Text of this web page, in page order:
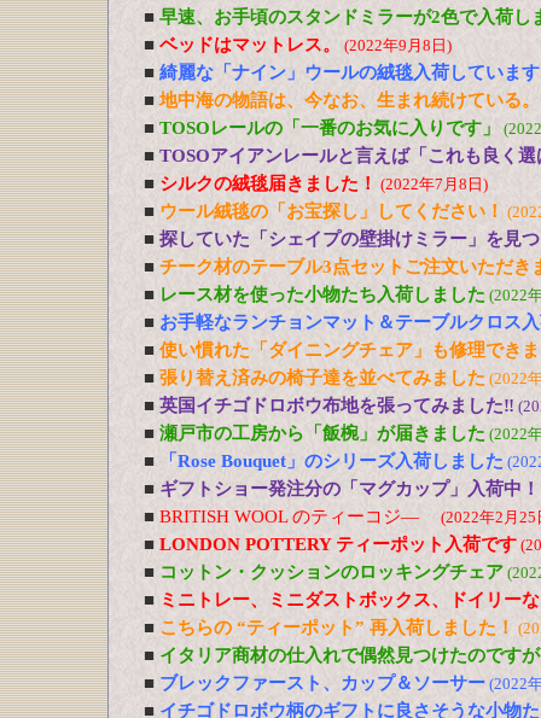
■ 早速、お手頃のスタンドミラーが2色で入荷し
■ ベッドはマットレス。 (2022年9月8日)
■ 綺麗な「ナイン」ウールの絨毯入荷しています
■ 地中海の物語は、今なお、生まれ続けている
■ TOSOレールの「一番のお気に入りです」
■ TOSOアイアンレールと言えば「これも良く
■ シルクの絨毯届きました！ (2022年7月8日)
■ ウール絨毯の「お宝探し」してください！
■ 探していた「シェイプの壁掛けミラー」を見
■ チーク材のテーブル3点セットご注文いただき
■ レース材を使った小物たち入荷しました (2022
■ お手軽なランチョンマット＆テーブルクロス
■ 使い慣れた「ダイニングチェア」も修理でき
■ 張り替え済みの椅子達を並べてみました (2022
■ 英国イチゴドロボウ布地を張ってみました‼
■ 瀬戸市の工房から「飯椀」が届きました (2022
■ 「Rose Bouquet」のシリーズ入荷しました
■ ギフトショー発注分の「マグカップ」入荷中！
■ BRITISH WOOL のティーコジ― (2022年2月25
■ LONDON POTTERY ティーポット入荷です
■ コットン・クッションのロッキングチェア
■ ミニトレー、ミニダストボックス、ドイリー
■ こちらの “ティーポット” 再入荷しました！
■ イタリア商材の仕入れで偶然見つけたのです
■ ブレックファースト、カップ＆ソーサー (2022
■ イチゴドロボウ柄のギフトに良さそうな小物